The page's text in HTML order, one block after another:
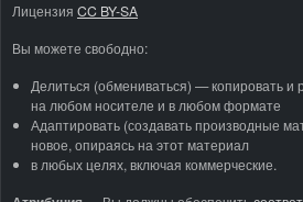
Лицензия CC BY-SA
Вы можете свободно:
Делиться (обмениваться) — копировать и
на любом носителе и в любом формате
Адаптировать (создавать производные
новое, опираясь на этот материал
в любых целях, включая коммерческие.